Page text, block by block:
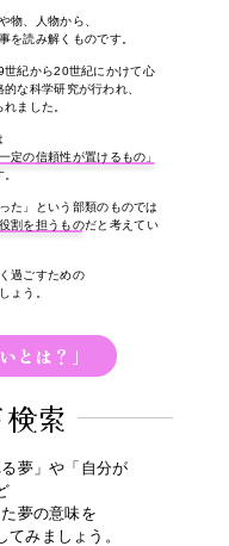
物、人物から、
を読み解くものです。
紀から20世紀にかけて心
な科学研究が行われ、
ました。
定の信頼性が置けるもの」
た」という部類のものでは
割を担うものだと考えてい
過ごすための
ょう。
とは？」
索
夢」や「自分が
夢の意味を
みましょう。